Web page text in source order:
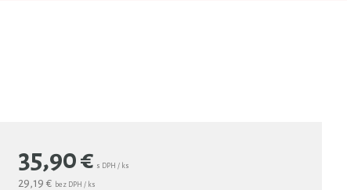
35,90€ s DPH / ks
29,19 € bez DPH / ks